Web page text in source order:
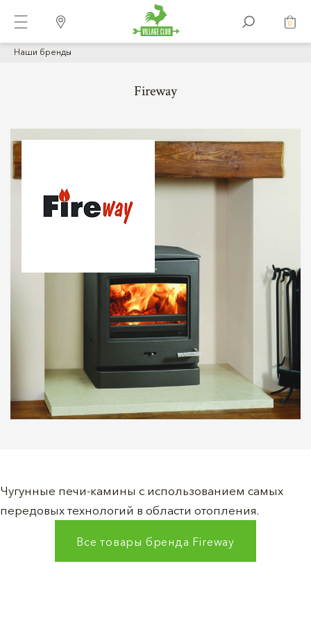
0
Наши бренды
Fireway
Чугунные печи-камины с использованием самых
передовых технологий в области отопления.
Все товары бренда Fireway